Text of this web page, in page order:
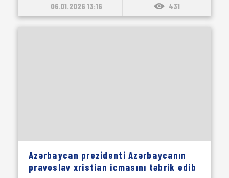
06.01.2026 13:16 431
Azərbaycan prezidenti Azərbaycanın
pravoslav xristian icmasını təbrik edib